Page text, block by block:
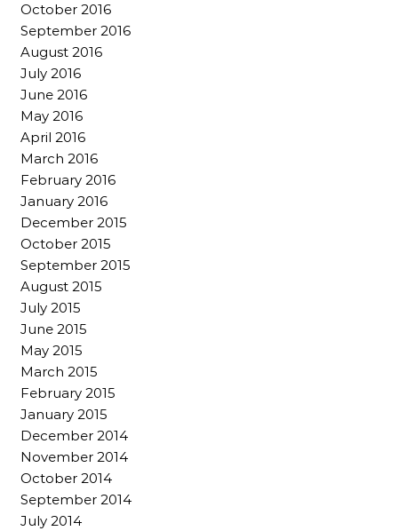
October 2016
September 2016
August 2016
July 2016
June 2016
May 2016
April 2016
March 2016
February 2016
January 2016
December 2015
October 2015
September 2015
August 2015
July 2015
June 2015
May 2015
March 2015
February 2015
January 2015
December 2014
November 2014
October 2014
September 2014
July 2014